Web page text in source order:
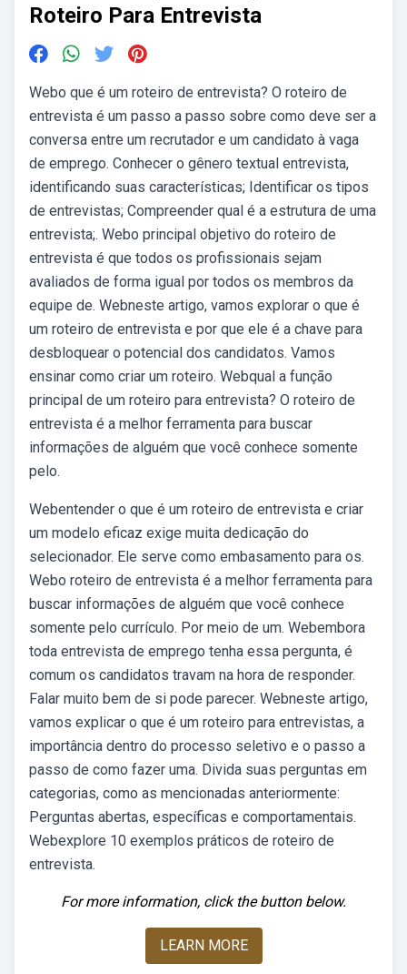
Roteiro Para Entrevista
Webo que é um roteiro de entrevista? O roteiro de
entrevista é um passo a passo sobre como deve ser a
conversa entre um recrutador e um candidato à vaga
de emprego. Conhecer o gênero textual entrevista,
identificando suas características; Identificar os tipos
de entrevistas; Compreender qual é a estrutura de uma
entrevista;. Webo principal objetivo do roteiro de
entrevista é que todos os profissionais sejam
avaliados de forma igual por todos os membros da
equipe de. Webneste artigo, vamos explorar o que é
um roteiro de entrevista e por que ele é a chave para
desbloquear o potencial dos candidatos. Vamos
ensinar como criar um roteiro. Webqual a função
principal de um roteiro para entrevista? O roteiro de
entrevista é a melhor ferramenta para buscar
informações de alguém que você conhece somente
pelo.
Webentender o que é um roteiro de entrevista e criar
um modelo eficaz exige muita dedicação do
selecionador. Ele serve como embasamento para os.
Webo roteiro de entrevista é a melhor ferramenta para
buscar informações de alguém que você conhece
somente pelo currículo. Por meio de um. Webembora
toda entrevista de emprego tenha essa pergunta, é
comum os candidatos travam na hora de responder.
Falar muito bem de si pode parecer. Webneste artigo,
vamos explicar o que é um roteiro para entrevistas, a
importância dentro do processo seletivo e o passo a
passo de como fazer uma. Divida suas perguntas em
categorias, como as mencionadas anteriormente:
Perguntas abertas, específicas e comportamentais.
Webexplore 10 exemplos práticos de roteiro de
entrevista.
For more information, click the button below.
LEARN MORE